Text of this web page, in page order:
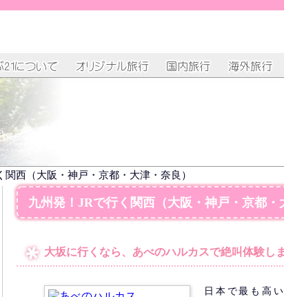
関西（大阪・神戸・京都・大津・奈良）
九州発！JRで行く関西（大阪・神戸・京都・
大坂に行くなら、あべのハルカスで絶叫体験し
日本で最も高